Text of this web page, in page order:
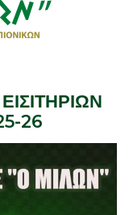
26